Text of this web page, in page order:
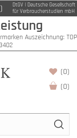
DtGV | Deutsche Gesellschaft
für Verbraucherstudien mbH
Auszeichnung: TOP
(0)
(0)